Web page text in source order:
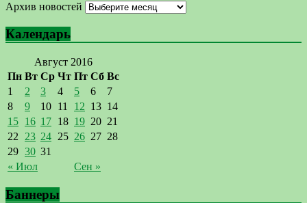
Архив новостей
Календарь
Август 2016
Пн Вт Ср Чт Пт Сб Вс
« Июл Сен »
1 2 3 4 5 6
7
8
9 10 11 12 13 14
15 16 17 18 19 20 21
22
23 24 25 26 27 28
29 30 31
Баннеры